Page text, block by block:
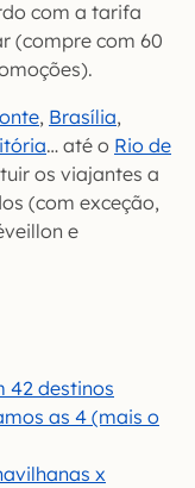
com a tarifa
(compre com 60
, Brasília,
… até o Rio de
os viajantes a
(com exceção,
e
42 destinos
as 4 (mais o
x